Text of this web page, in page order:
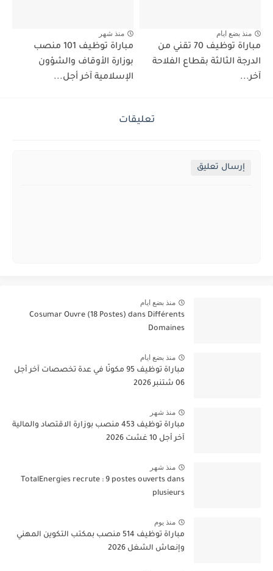
منذ بضع ايام
مباراة توظيف 70 تقني من
الدرجة الثالثة بقطاع الفلاحة
آخر...
منذ شهر
مباراة توظيف 101 منصب
بوزارة الأوقاف والشؤون
الإسلامية آخر أجل...
تعليقات
إرسال تعليق
منذ بضع ايام
Cosumar Ouvre (18 Postes) dans Différents
Domaines
منذ بضع ايام
مباراة توظيف 95 مكونًا في عدة تخصصات آخر أجل
06 شتنبر 2026
منذ شهر
مباراة توظيف 453 منصب بوزارة الاقتصاد والمالية
آخر أجل 10 غشت 2026
منذ شهر
TotalEnergies recrute : 9 postes ouverts dans
plusieurs
منذ يوم
مباراة توظيف 514 منصب بمكتب التكوين المهني
وإنعاش الشغل 2026